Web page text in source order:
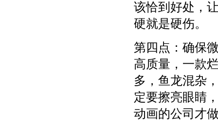
该恰到好处，
硬就是硬伤。
第四点：确保
高质量，一款
多，鱼龙混杂
定要擦亮眼睛
动画的公司才